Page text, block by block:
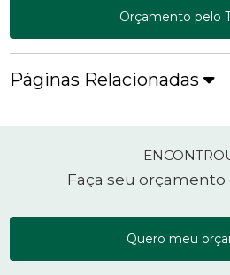
Orçamento pelo
Páginas Relacionadas
Faça seu
Quero meu